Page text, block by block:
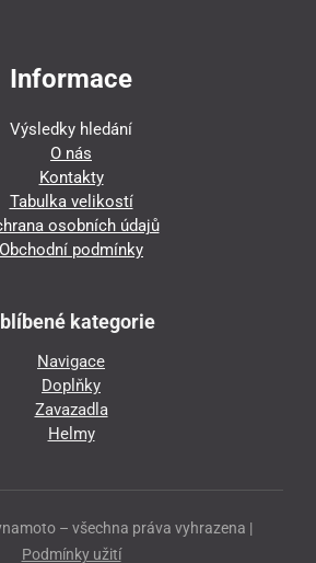
Informace
Výsledky hledání
O nás
Kontakty
Tabulka velikostí
osobních údajů
Obchodní podmínky
kategorie
Navigace
Doplňky
Zavazadla
Helmy
– všechna práva vyhrazena |
Podmínky užití